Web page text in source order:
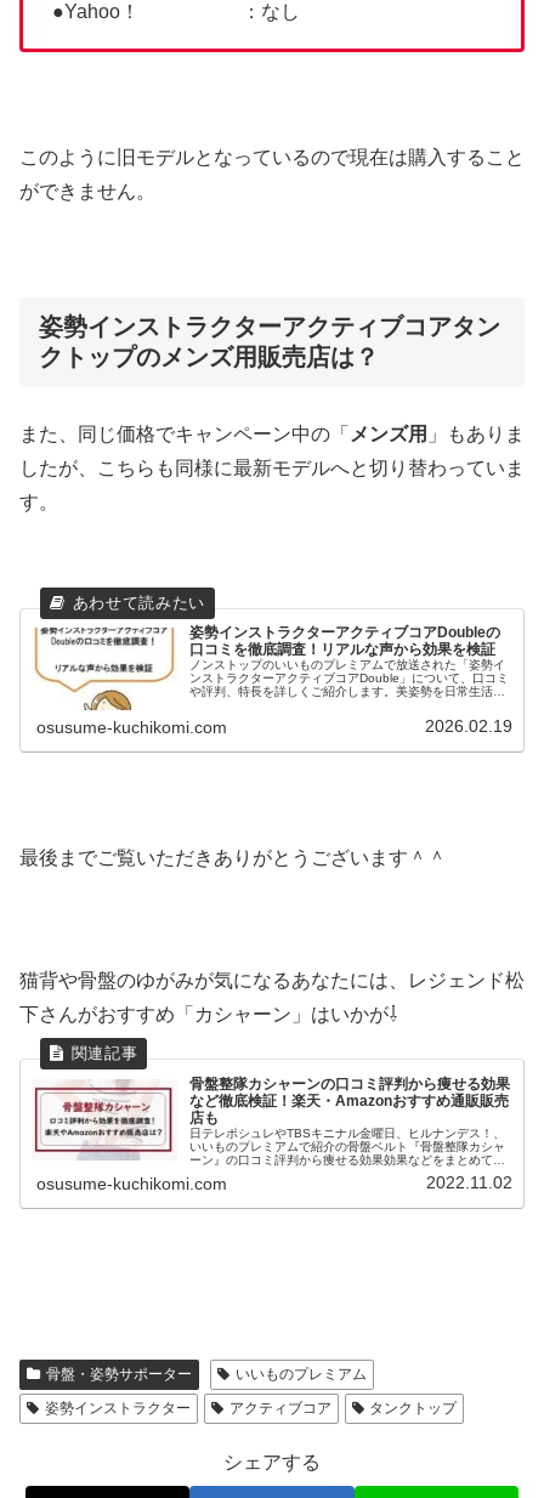
●Yahoo！ ：なし
このように旧モデルとなっているので現在は購入すること
ができません。
姿勢インストラクターアクティブコアタン
クトップのメンズ用販売店は？
また、同じ価格でキャンペーン中の「 メンズ用 」もありま
したが、こちらも同様に最新モデルへと切り替わっていま
す。
姿勢インストラクターアクティブコアDoubleの
口コミを徹底調査！リアルな声から効果を検証
ノンストップのいいものプレミアムで放送された「姿勢イ
ンストラクターアクティブコアDouble」について、口コミ
や評判、特長を詳しくご紹介します。美姿勢を日常生活に
osusume-kuchikomi.com 2026.02.19
最後までご覧いただきありがとうございます＾＾
猫背や骨盤のゆがみが気になるあなたには、レジェンド松
下さんがおすすめ「カシャーン」はいかが⇩
骨盤整隊カシャーンの口コミ評判から痩せる効果
など徹底検証！楽天・Amazonおすすめ通販販売
店も
日テレポシュレやTBSキニナル金曜日、ヒルナンデス！、
いいものプレミアムで紹介の骨盤ベルト『骨盤整隊カシャ
ーン』の口コミ評判から痩せる効果効果などをまとめてみ
の骨盤ベルトで楽天でもすでに健...
osusume-kuchikomi.com 2022.11.02
骨盤・姿勢サポーター
いいものプレミアム
姿勢インストラクター
アクティブコア タンクトップ
シェアする